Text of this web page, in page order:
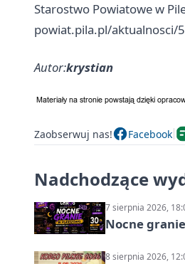
Starostwo Powiatowe w
powiat.pila.pl/aktualnosci/
Autor:krystian
Zaobserwuj nas! Facebook
Nadchodzące
7 sierpnia 2026,
Nocne
8 sierpnia 2026,